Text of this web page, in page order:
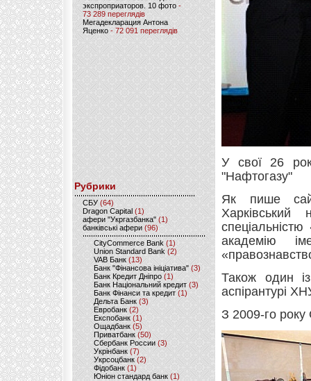
экспроприаторов. 10 фото -
73 289 переглядів
Мегадекларация Антона
Яценко - 72 091 переглядів
Рубрики
CБУ (64)
Dragon Capital (1)
афери "Укргазбанка" (1)
банківські афери (96)
CityCommerce Bank (1)
Union Standard Bank (2)
VAB Банк (13)
Банк "Фінансова ініціатива" (3)
Банк Кредит Дніпро (1)
Банк Національний кредит (3)
Банк Фінанси та кредит (1)
Дельта Банк (3)
Евробанк(2)
Експобанк (1)
Ощадбанк(5)
Приватбанк (50)
Сбербанк России (3)
Укрінбанк(7)
Укрсоцбанк (2)
Фідобанк (1)
Юніон стандард банк(1)
У свої 26
"Нафтогазу"
Як пише
Харківський
академію
Також один
аспірантурі
З 2009-го року